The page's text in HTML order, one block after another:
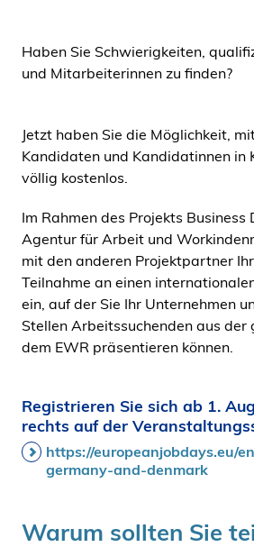
i
d
Haben Sie Schwierigkeiten,
und Mitarbeiterinnen zu finden?
Jetzt haben Sie die Möglichkeit,
Kandidaten und Kandidatinnen in
völlig kostenlos.
Im Rahmen des Projekts Business
Agentur für Arbeit und
mit den anderen Projektpartner
Teilnahme an einen
ein, auf der Sie Ihr Unternehmen
Stellen Arbeitssuchenden aus der
dem EWR präsentieren können.
Registrieren Sie sich ab 1.
rechts auf der
https://europeanjobdays.eu/
germany-and-denmark
Warum sollten Sie